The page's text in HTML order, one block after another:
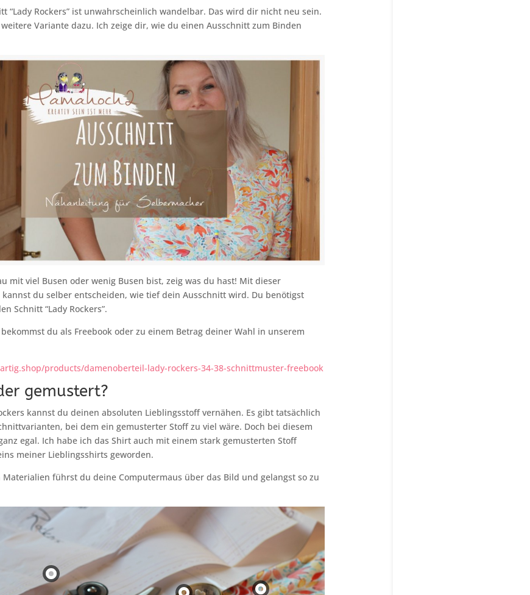
“Lady Rockers” ist unwahrscheinlich wandelbar. Das wird dir nicht neu sein.
Variante dazu. Ich zeige dir, wie du einen Ausschnitt zum Binden
mit viel Busen oder wenig Busen bist, zeig was du hast! Mit dieser
du selber entscheiden, wie tief dein Ausschnitt wird. Du benötigst
Schnitt “Lady Rockers”.
du als Freebook oder zu einem Betrag deiner Wahl in unserem
products/damenoberteil-lady-rockers-34-38-schnittmuster-freebook
gemustert?
kannst du deinen absoluten Lieblingsstoff vernähen. Es gibt tatsächlich
bei dem ein gemusterter Stoff zu viel wäre. Doch bei diesem
egal. Ich habe ich das Shirt auch mit einem stark gemusterten Stoff
meiner Lieblingsshirts geworden.
Materialien führst du deine Computermaus über das Bild und gelangst so zu